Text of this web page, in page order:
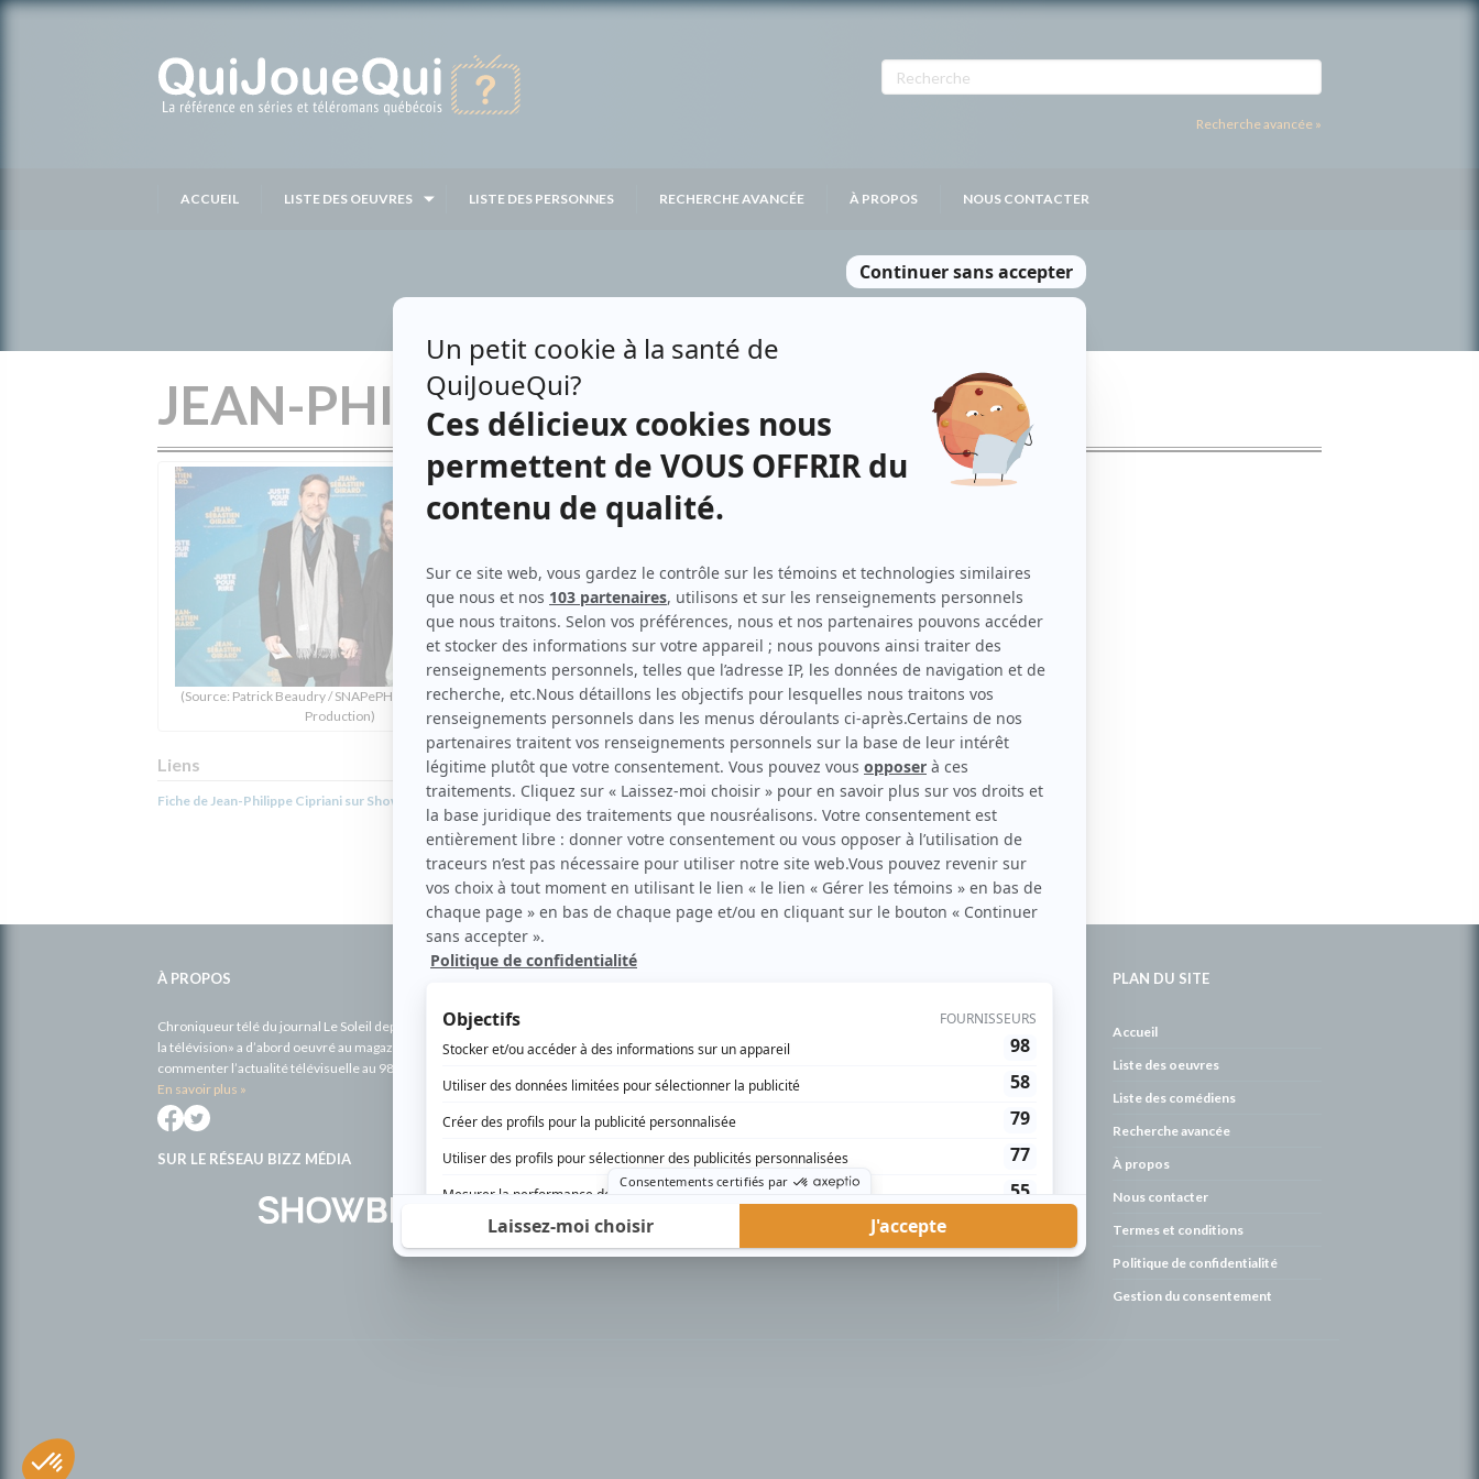
Recherche avancée »
ACCUEIL LISTE DES OEUVRES LISTE DES PERSONNES RECHERCHE AVANCÉE À PROPOS NOUS CONTACTER
JEAN-PHILIPPE CIPRIANI
(Source: Patrick Beaudry / SNAPePHOTOS / Courtoisie
Production)
Liens
Fiche de Jean-Philippe Cipriani sur Showbizz.net
Personnages
District 31( Animateur RNC
À PROPOS
Chroniqueur télé du journal Le Soleil depuis 2001, Richard Therrien carbure à son petit écran. Celui qu’on surnomme parfois «l’encyclopédie de
la télévision» a d’abord oeuvré au magazine TV Hebdo de 1996 à 2001. Sa spécialité: la télé québécoise. On peut l’entendre régulièrement
commenter l’actualité télévisuelle au 98,5.
En savoir plus »
SUR LE RÉSEAU BIZZ MÉDIA
PLAN DU SITE
Accueil
Liste des oeuvres
Liste des comédiens
Recherche avancée
À propos
Nous contacter
Termes et conditions
Politique de confidentialité
Gestion du consentement